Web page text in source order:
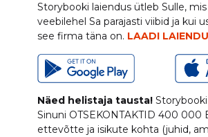
Storybooki laiendus ütleb Sulle,
veebilehel Sa parajasti viibid ja kui
see firma täna on. LAADI
Näed helistaja tausta!
Sinuni OTSEKONTAKTID 400 000
ettevõtte ja isikute kohta (juhid,